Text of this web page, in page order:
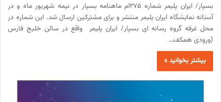
بسپار/ ایران پلیمر شماره 275ام ماهنامه بسپار در نیمه شهریور ماه و در
آستانه نمایشگاه ایران پلیمر منتشر و برای مشترکین ارسال شد. این شماره در
محل غرفه گروه رسانه ای بسپار/ ایران پلیمر واقع در سالن خلیج فارس
(ورودی همکف…
بیشتر بخوانید »